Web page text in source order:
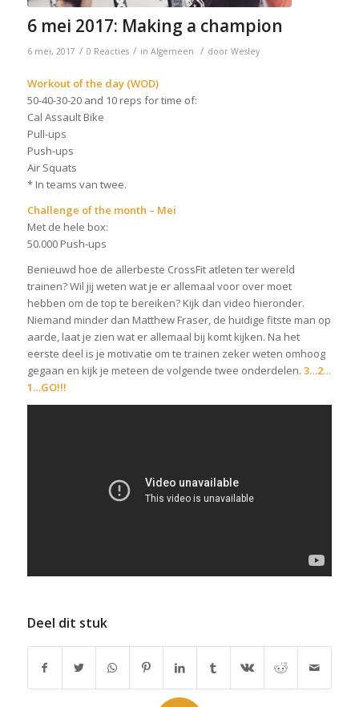
6 mei 2017: Making a champion
6 mei, 2017 / 0 Reacties / in Algemeen / door Wesley
Workout of the day (WOD)
50-40-30-20 and 10 reps for time of:
Cal Assault Bike
Pull-ups
Push-ups
Air Squats
* In teams van twee.
Challenge of the month – Mei
Met de hele box:
50.000 Push-ups
Benieuwd hoe de allerbeste CrossFit atleten ter wereld
trainen? Wil jij weten wat je er allemaal voor over moet
hebben om de top te bereiken? Kijk dan video hieronder.
Niemand minder dan Matthew Fraser, de huidige fitste man op
aarde, laat je zien wat er allemaal bij komt kijken. Na het
eerste deel is je motivatie om te trainen zeker weten omhoog
gegaan en kijk je meteen de volgende twee onderdelen. 3…2…
1…GO!!!
Deel dit stuk